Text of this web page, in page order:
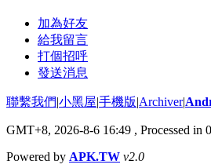
加為好友
給我留言
打個招呼
發送消息
聯繫我們|小黑屋|手機版|Archiver|
GMT+8, 2026-8-6 16:49 , Processed in
Powered by APK.TW v2.0